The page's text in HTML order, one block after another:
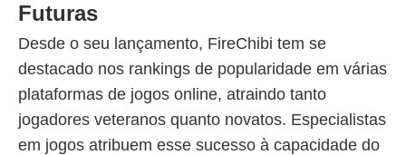
Futuras
Desde o seu lançamento, FireChibi tem se
destacado nos rankings de popularidade em várias
plataformas de jogos online, atraindo tanto
jogadores veteranos quanto novatos. Especialistas
em jogos atribuem esse sucesso à capacidade do